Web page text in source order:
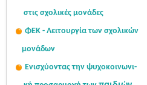
στις σχολικές μονάδες
ΦΕΚ - Λειτουργία των σχολικών
μονάδων
Ενισχύοντας την ψυχοκοινωνι-